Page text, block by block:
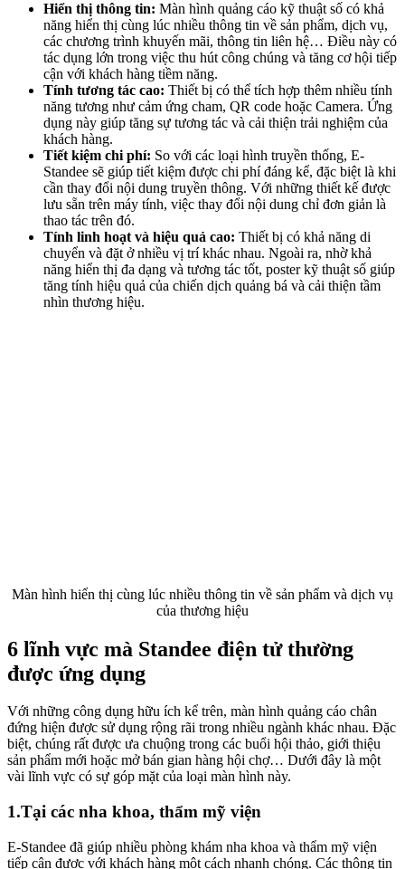
Hiển thị thông tin: Màn hình quảng cáo kỹ thuật số có khả
năng hiển thị cùng lúc nhiều thông tin về sản phẩm, dịch vụ,
các chương trình khuyến mãi, thông tin liên hệ… Điều này có
tác dụng lớn trong việc thu hút công chúng và tăng cơ hội tiếp
cận với khách hàng tiềm năng.
Tính tương tác cao: Thiết bị có thể tích hợp thêm nhiều tính
năng tương như cảm ứng cham, QR code hoặc Camera. Ứng
dụng này giúp tăng sự tương tác và cải thiện trải nghiệm của
khách hàng.
Tiết kiệm chi phí: So với các loại hình truyền thống, E-
Standee sẽ giúp tiết kiệm được chi phí đáng kể, đặc biệt là khi
cần thay đổi nội dung truyền thông. Với những thiết kế được
lưu sẵn trên máy tính, việc thay đổi nội dung chỉ đơn giản là
thao tác trên đó.
Tính linh hoạt và hiệu quả cao: Thiết bị có khả năng di
chuyển và đặt ở nhiều vị trí khác nhau. Ngoài ra, nhờ khả
năng hiển thị đa dạng và tương tác tốt, poster kỹ thuật số giúp
tăng tính hiệu quả của chiến dịch quảng bá và cải thiện tầm
nhìn thương hiệu.
Màn hình hiển thị cùng lúc nhiều thông tin về sản phẩm và dịch vụ
của thương hiệu
6 lĩnh vực mà Standee điện tử thường
được ứng dụng
Với những công dụng hữu ích kể trên, màn hình quảng cáo chân
đứng hiện được sử dụng rộng rãi trong nhiều ngành khác nhau. Đặc
biệt, chúng rất được ưa chuộng trong các buổi hội thảo, giới thiệu
sản phẩm mới hoặc mở bán gian hàng hội chợ… Dưới đây là một
vài lĩnh vực có sự góp mặt của loại màn hình này.
1.Tại các nha khoa, thẩm mỹ viện
E-Standee đã giúp nhiều phòng khám nha khoa và thẩm mỹ viện
tiếp cận được với khách hàng một cách nhanh chóng. Các thông tin